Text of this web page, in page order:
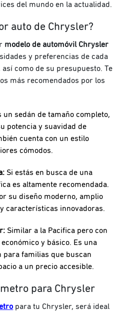
del mundo en la actualidad.
auto de Chrysler?
modelo de automóvil Chrysler
y preferencias de cada
así como de su presupuesto.Te
más recomendados por los
un sedán de tamaño completo,
potencia y suavidad de
cuenta con un estilo
cómodos.
Si estás en busca de una
es altamente recomendada.
su diseño moderno, amplio
características innovadoras.
Similar a la Pacifica pero con
y básico. Es una
para familias que buscan
a un precio accesible.
para Chrysler
para tu Chrysler, será ideal